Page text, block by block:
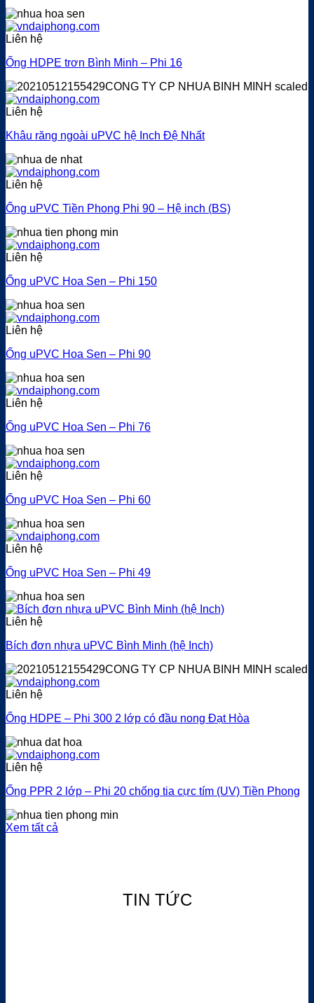
Liên hệ
Ống HDPE trơn Bình Minh – Phi 16
Liên hệ
Khâu răng ngoài uPVC hệ Inch Đệ Nhất
Liên hệ
Ống uPVC Tiền Phong Phi 90 – Hệ inch (BS)
Liên hệ
Ống uPVC Hoa Sen – Phi 150
Liên hệ
Ống uPVC Hoa Sen – Phi 90
Liên hệ
Ống uPVC Hoa Sen – Phi 76
Liên hệ
Ống uPVC Hoa Sen – Phi 60
Liên hệ
Ống uPVC Hoa Sen – Phi 49
Liên hệ
Bích đơn nhựa uPVC Bình Minh (hệ Inch)
Liên hệ
Ống HDPE – Phi 300 2 lớp có đầu nong Đạt Hòa
Liên hệ
Ống PPR 2 lớp – Phi 20 chống tia cực tím (UV) Tiền Phong
Xem tất cả
TIN TỨC